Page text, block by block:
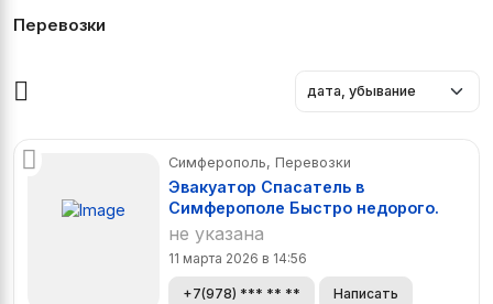
Перевозки
Симферополь, Перевозки
Эвакуатор Спасатель в
Симферополе Быстро недорого.
не указана
11 марта 2026 в 14:56
+7(978) *** ** ** Написать